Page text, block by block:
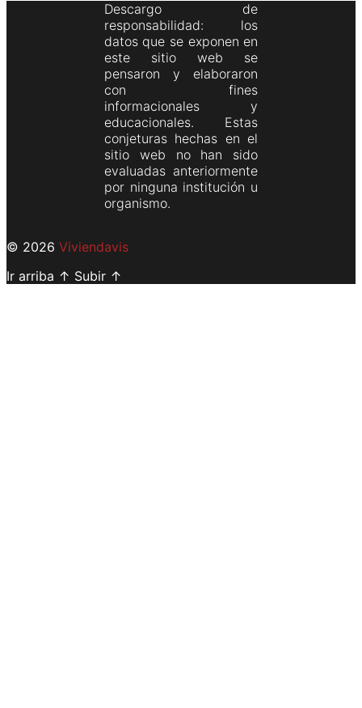
Descargo de
responsabilidad: los
datos que se exponen en
este sitio web se
pensaron y elaboraron
con fines
informacionales y
educacionales. Estas
conjeturas hechas en el
sitio web no han sido
evaluadas anteriormente
por ninguna institución u
organismo.
© 2026 Viviendavis
Ir arriba ↑ Subir ↑